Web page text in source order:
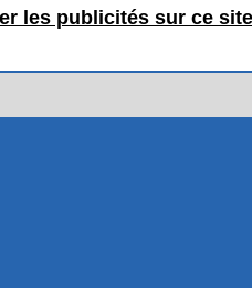
les publicités sur ce